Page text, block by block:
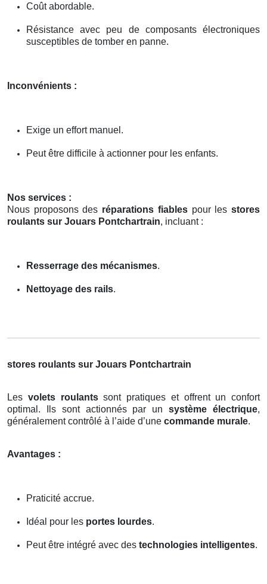
Coût abordable.
Résistance avec peu de composants électroniques
susceptibles de tomber en panne.
Inconvénients :
Exige un effort manuel.
Peut être difficile à actionner pour les enfants.
Nos services :
Nous proposons des réparations fiablespour lesstores
roulants sur Jouars Pontchartrain, incluant :
Resserrage des mécanismes.
Nettoyage des rails.
stores roulants sur Jouars Pontchartrain
Les volets roulantssont pratiques et offrent un confort
optimal. Ils sont actionnés par unsystème électrique,
généralement contrôlé à l’aide d’une commande murale.
Avantages :
Praticité accrue.
Idéal pour les portes lourdes.
Peut être intégré avec des technologies intelligentes.